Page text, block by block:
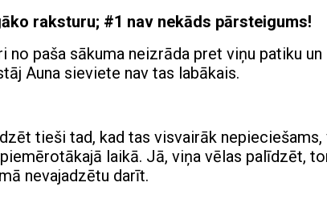
raksturu; #1 nav nekāds pārsteigums!
paša sākuma neizrāda pret viņu patiku un
Auna sieviete nav tas labākais.
tieši tad, kad tas visvairāk nepieciešams,
laikā. Jā, viņa vēlas palīdzēt,
nevajadzētu darīt.